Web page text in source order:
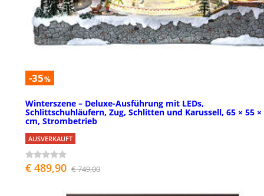
-35%
Winterszene – Deluxe-Ausführung mit LEDs,
Schlittschuhläufern, Zug, Schlitten und Karussell, 65 × 55 ×
cm, Strombetrieb
AUSVERKAUFT
€ 489,90 € 749,00